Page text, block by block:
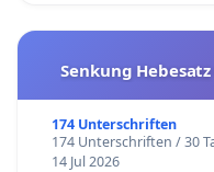
Senkung
174 Unterschriften
174 Unterschriften / 30
14 Jul 2026